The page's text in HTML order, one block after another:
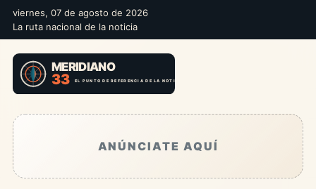
viernes, 07 de agosto de 2026
La ruta nacional de la noticia
ANÚNCIATE AQUÍ